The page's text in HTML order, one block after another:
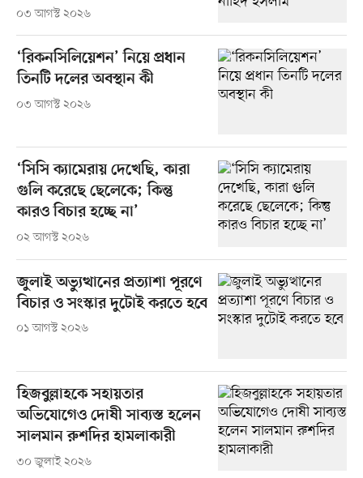
০৩ আগস্ট ২০২৬
‘রিকনসিলিয়েশন’ নিয়ে প্রধান
তিনটি দলের অবস্থান কী
০৩ আগস্ট ২০২৬
‘সিসি ক্যামেরায় দেখেছি, কারা
গুলি করেছে ছেলেকে; কিন্তু
কারও বিচার হচ্ছে না’
০২ আগস্ট ২০২৬
জুলাই অভ্যুত্থানের প্রত্যাশা পূরণে
বিচার ও সংস্কার দুটোই করতে হবে
০১ আগস্ট ২০২৬
হিজবুল্লাহকে সহায়তার
অভিযোগেও দোষী সাব্যস্ত হলেন
সালমান রুশদির হামলাকারী
৩০ জুলাই ২০২৬